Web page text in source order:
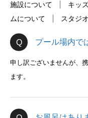
施設について キッ
ムについて
スタジ
プール場内で
申し訳ございませんが、
ます。